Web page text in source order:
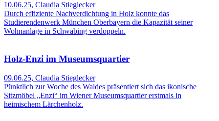
10.06.25, Claudia Stieglecker
Durch effiziente Nachverdichtung in Holz konnte das
Studierendenwerk München Oberbayern die Kapazität seiner
Wohnanlage in Schwabing verdoppeln.
Holz-Enzi im Museumsquartier
09.06.25, Claudia Stieglecker
Pünktlich zur Woche des Waldes präsentiert sich das ikonische
Sitzmöbel „Enzi“ im Wiener Museumsquartier erstmals in
heimischem Lärchenholz.